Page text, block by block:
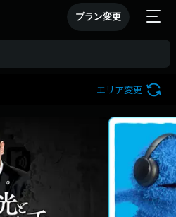
プラン変更
エリア変更